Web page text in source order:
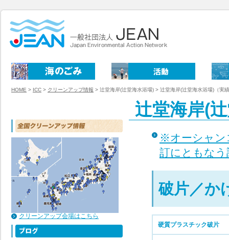
HOME > ICC > クリーンアップ情報 > 辻堂海岸(辻堂海水浴場) > 辻堂海岸(辻堂海水浴場)（実
辻堂海岸(
※オーシャン
訂にともな
破片／か
硬質プラスチック破片
クリーンアップ会場はこちら